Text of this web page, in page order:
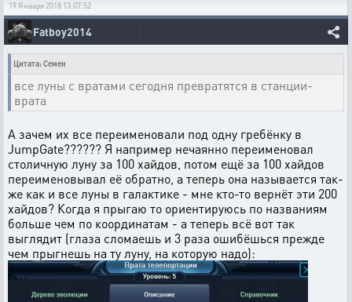
19 Января 2018 13:07:52
Fatboy2014
Цитата: Семен
все луны с вратами сегодня превратятся в станции-
врата
А зачем их все переименовали под одну гребёнку в
JumpGate?????? Я например нечаянно переименовал
столичную луну за 100 хайдов, потом ещё за 100 хайдов
переименовывал её обратно, а теперь она называется так-
же как и все луны в галактике - мне кто-то вернёт эти 200
хайдов? Когда я прыгаю то ориентируюсь по названиям
больше чем по координатам - а теперь всё вот так
выглядит (глаза сломаешь и 3 раза ошибёшься прежде
чем прыгнешь на ту луну, на которую надо):